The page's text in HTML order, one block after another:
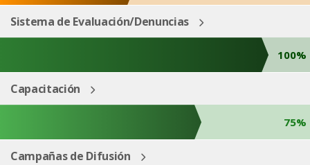
Sistema de Evaluación/Denuncias
100%
Capacitación
75%
Campañas de Difusión